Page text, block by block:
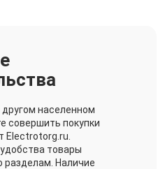
населенном
совершить покупки
Electrotorg.ru.
товары
разделам. Наличие